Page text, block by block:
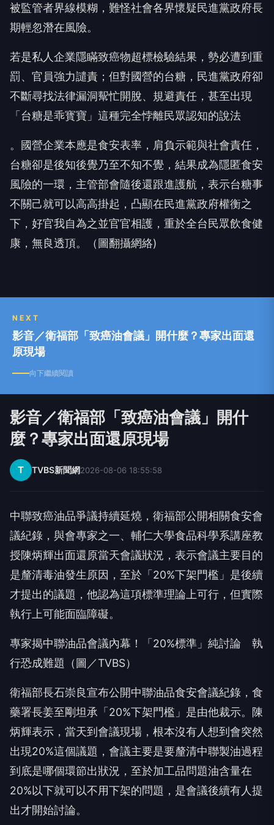
被監管者界線模糊，難怪社會各界懷疑民進黨政府長
期輕忽潛在風險。
若是私人企業隱瞞致癌物超標檢驗結果，勢必遭到重
罰、官員強力譴責；但對國營的台糖，民進黨政府卻
不斷尋找法律漏洞幚忙開脫、規避責任，甚至出現
「台糖是乖寳寶」這種完全悖離民眾認知的說法
。國營企業本應是食安表率，肩負示範與社會責任，
台糖卻是後知後覺乃至不知不覺，結果成為隱匿食安
風險的一環，主管部會隨後還跟進護航，表示台糖事
不關己就可以高高掛起，凸顯在民進黨政府權衡之
下，好官我自為之並官官相護，重於全台民眾飲食健
康，無良透頂。（圖翻攝網絡)
NEXT
影音／衛福部「致癌油會議」開什麼？專家出面還
原現場
向下繼續閱讀
影音／衛福部「致癌油會議」開什
麼？專家出面還原現場
T TVBS新聞網2026-08-06 18:55:58
中聯致癌油品爭議持續延燒，衛福部公開相關食安會
議紀錄，與會專家之一、輔仁大學食品科學系講座教
授陳炳輝出面還原當天會議狀況，表示會議主要目的
是釐清毒油發生原因，至於「20%下架門檻」是後續
才提出的議題，他認為這項標準理論上可行，但實際
執行上可能面臨障礙。
專家揭中聯油品會議內幕！「20%標準」純討論 執
行恐成難題（圖／TVBS）
衛福部長石崇良宣布公開中聯油品食安會議紀錄，食
藥署長姜至剛坦承「20%下架門檻」是由他裁示。陳
炳輝表示，當天到會議現場，根本沒有人想到會突然
出現20%這個議題，會議主要是要釐清中聯製油過程
到底是哪個環節出狀況，至於加工品問題油含量在
20%以下就可以不用下架的問題，是會議後續有人提
出才開始討論。